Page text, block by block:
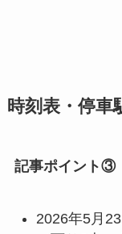
時刻表・停車
記事ポイント③
2026年5月